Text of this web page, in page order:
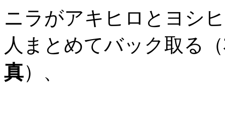
ニラがアキヒロとヨシ
人まとめてバック取る（
真）、